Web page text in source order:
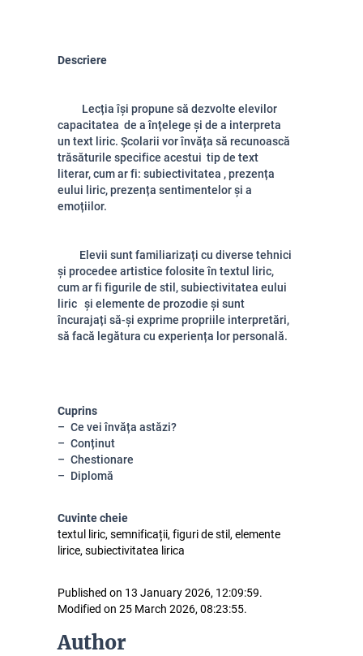
Descriere
Lecția își propune să dezvolte elevilor
capacitatea de a înțelege și de a interpreta
un text liric. Școlarii vor învăța să recunoască
trăsăturile specifice acestui tip de text
literar, cum ar fi: subiectivitatea , prezența
eului liric, prezența sentimentelor și a
emoțiilor.
Elevii sunt familiarizați cu diverse tehnici
și procedee artistice folosite în textul liric,
cum ar fi figurile de stil, subiectivitatea eului
liric și elemente de prozodie și sunt
încurajați să-și exprime propriile interpretări,
să facă legătura cu experiența lor personală.
Cuprins
Ce vei învăța astăzi?
Conținut
Chestionare
Diplomă
Cuvinte cheie
textul liric, semnificații, figuri de stil, elemente
lirice, subiectivitatea lirica
Published on 13 January 2026, 12:09:59.
Modified on 25 March 2026, 08:23:55.
Author